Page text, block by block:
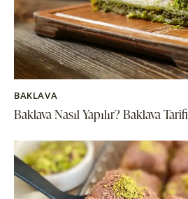
BAKLAVA
Baklava Nasıl Yapılır? Baklava Tarifi